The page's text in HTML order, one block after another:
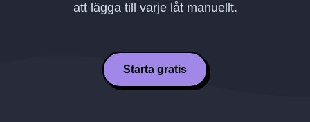
att lägga till varje låt manuellt.
Starta gratis